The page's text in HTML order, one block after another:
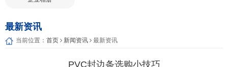
最新资讯
当前位置： 首页 新闻资讯 最新资讯
PVC封边条选购小技巧